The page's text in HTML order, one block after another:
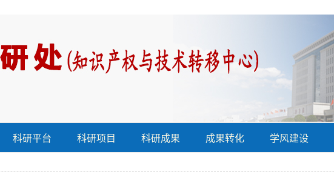
科研平台 科研项目 科研成果 成果转化 学风建设